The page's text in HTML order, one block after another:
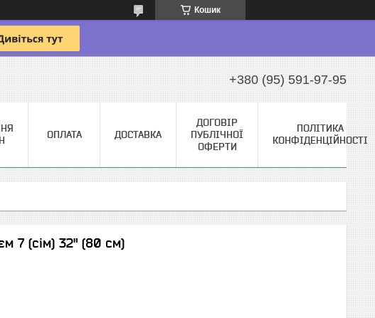
Кошик
+380 (95) 591-97-95
ОПЛАТА ДОСТАВКА
ДОГОВІР
ПУБЛІЧНОЇ
ОФЕРТИ
ПОЛІТИКА
КОНФІДЕНЦІЙНОСТІ
7 (сім) 32" (80 см)